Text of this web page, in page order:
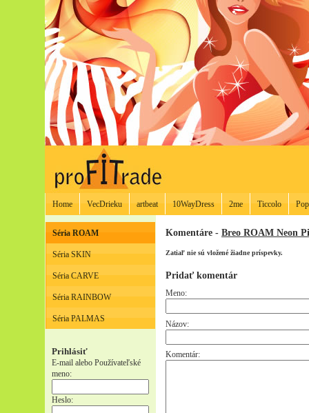
Home VecDrieku artbeat 10WayDress 2me Ticcolo
Séria ROAM
Séria SKIN
Séria CARVE
Séria RAINBOW
Séria PALMAS
Prihlásiť
E-mail alebo Používateľské
meno:
Heslo:
Komentáre - Breo ROAM Neon
Zatiaľ nie sú vložené žiadne príspevky.
Pridať komentár
Meno:
Názov:
Komentár: